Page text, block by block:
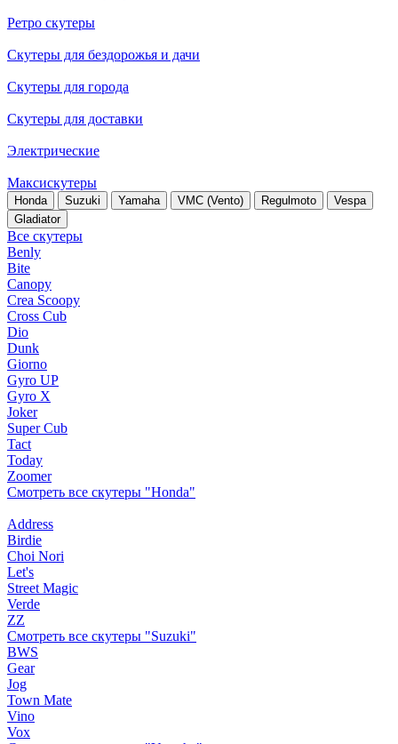
Ретро скутеры
Скутеры для бездорожья и дачи
Скутеры для города
Скутеры для доставки
Электрические
Максискутеры
Honda Suzuki Yamaha VMC (Vento) Regulmoto
Vespa
Gladiator
Все скутеры
Benly
Bite
Canopy
Crea Scoopy
Cross Cub
Dio
Dunk
Giorno
Gyro UP
Gyro X
Joker
Super Cub
Tact
Today
Zoomer
Смотреть все скутеры "Honda"
Address
Birdie
Choi Nori
Let's
Street Magic
Verde
ZZ
Смотреть все скутеры "Suzuki"
BWS
Gear
Jog
Town Mate
Vino
Vox